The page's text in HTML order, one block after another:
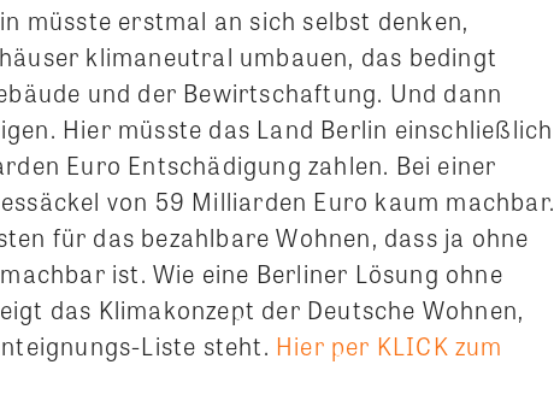
müsste erstmal an sich selbst denken,
klimaneutral umbauen, das bedingt
und der Bewirtschaftung. Und dann
Hier müsste das Land Berlin einschließlich
Euro Entschädigung zahlen. Bei einer
von 59 Milliarden Euro kaum machbar.
für das bezahlbare Wohnen, dass ja ohne
ist. Wie eine Berliner Lösung ohne
das Klimakonzept der Deutsche Wohnen,
Liste steht. Hier per KLICK zum